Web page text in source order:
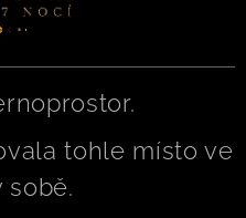
tohle místo ve
sobě.